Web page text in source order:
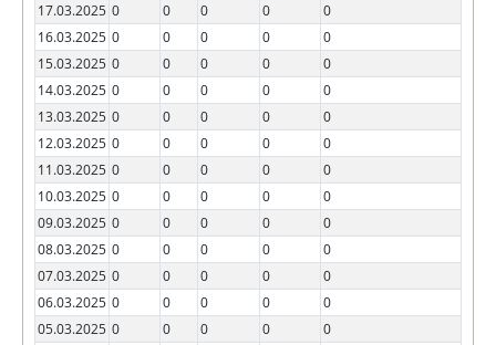
17.03.2025 0 0 0 0
0
16.03.2025 0 0 0 0
0
15.03.2025 0 0 0 0
0
14.03.2025 0 0 0 0
0
13.03.2025 0 0 0 0
0
12.03.2025 0 0 0 0
0
11.03.2025 0 0 0 0
0
10.03.2025 0 0 0 0
0
09.03.2025 0 0 0 0
0
08.03.2025 0 0 0 0
0
07.03.2025 0 0 0 0
0
06.03.2025 0 0 0 0
0
05.03.2025 0 0 0 0
0